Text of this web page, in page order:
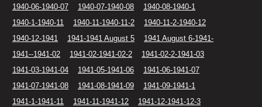
1940-06-1940-07
1940-07-1940-08
1940-08-1940-1
1940-1-1940-11
1940-11-1940-11-2
1940-11-2-1940-12
1940-12-1941
1941-1941 August 5
1941 August 6-1941-
1941--1941-02
1941-02-1941-02-2
1941-02-2-1941-03
1941-03-1941-04
1941-05-1941-06
1941-06-1941-07
1941-07-1941-08
1941-08-1941-09
1941-09-1941-1
1941-1-1941-11
1941-11-1941-12
1941-12-1941-12-3